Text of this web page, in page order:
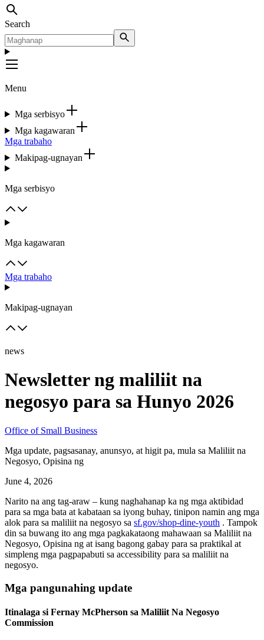
Search
Menu
Mga serbisyo
Mga kagawaran
Mga trabaho
Makipag-ugnayan
Mga serbisyo
Mga kagawaran
Mga trabaho
Makipag-ugnayan
news
Newsletter ng maliliit na
negosyo para sa Hunyo 2026
Office of Small Business
Mga update, pagsasanay, anunsyo, at higit pa, mula sa Maliliit na
Negosyo, Opisina ng
June 4, 2026
Narito na ang tag-araw – kung naghahanap ka ng mga aktibidad
para sa mga bata at kabataan sa iyong buhay, tinipon namin ang mga
alok para sa maliliit na negosyo sa sf.gov/shop-dine-youth . Tampok
din sa buwang ito ang mga pagkakataong mahawaan sa Maliliit na
Negosyo, Opisina ng at isang bagong gabay para sa praktikal at
simpleng mga pagpapabuti sa accessibility para sa maliliit na
negosyo.
Mga pangunahing update
Itinalaga si Fernay McPherson sa Maliliit Na Negosyo
Commission